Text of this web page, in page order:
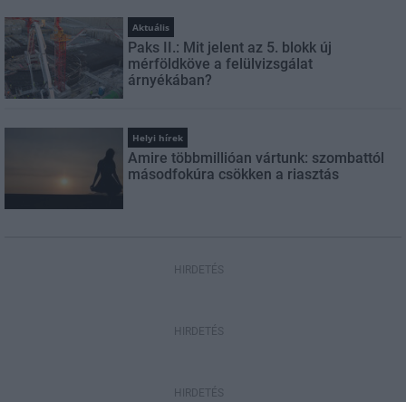
Aktuális
Paks II.: Mit jelent az 5. blokk új
mérföldköve a felülvizsgálat
árnyékában?
Helyi hírek
Amire többmillióan vártunk: szombattól
másodfokúra csökken a riasztás
HIRDETÉS
HIRDETÉS
HIRDETÉS